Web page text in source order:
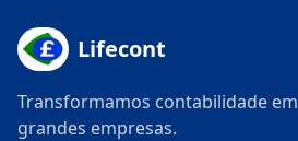
Lifecont
Transformamos contabilidade
grandes empresas.